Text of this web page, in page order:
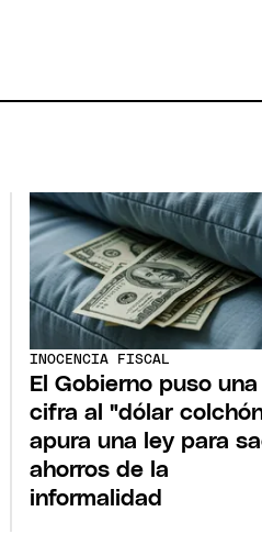
INOCENCIA FISCAL
El Gobierno puso una
cifra al "dólar
apura una ley para
ahorros de la
informalidad